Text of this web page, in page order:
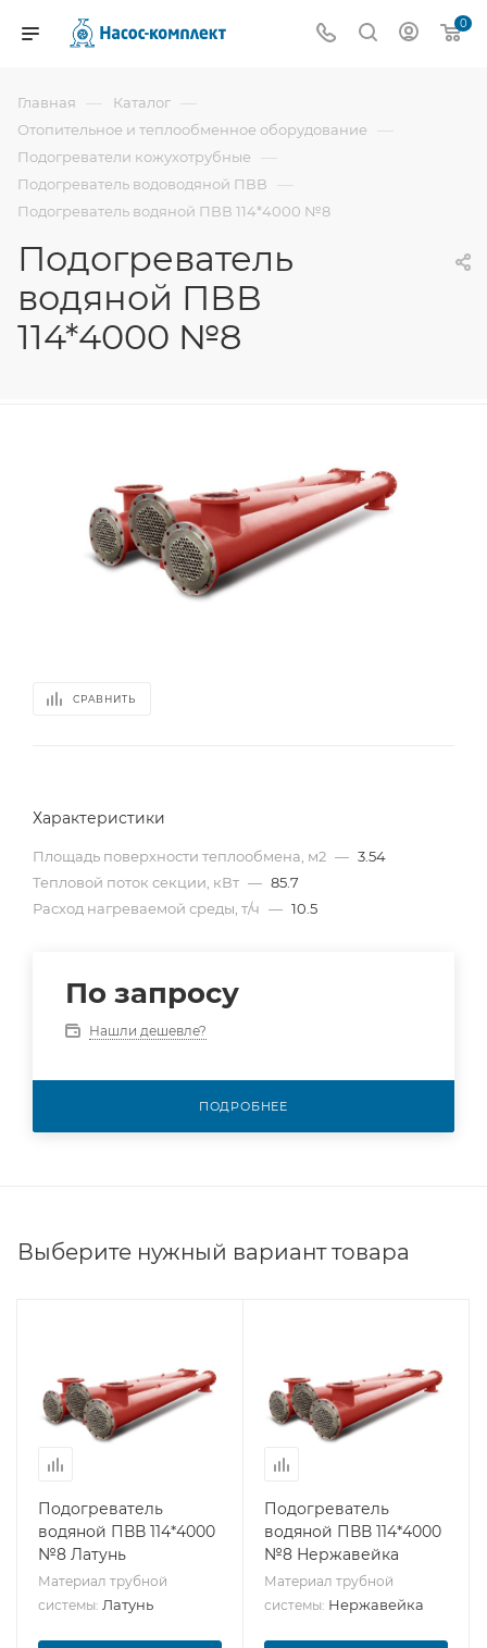
0
Главная — Каталог —
Отопительное и теплообменное оборудование —
Подогреватели кожухотрубные —
Подогреватель водоводяной ПВВ —
Подогреватель водяной ПВВ 114*4000 №8
Подогреватель
водяной ПВВ
114*4000 №8
СРАВНИТЬ
Характеристики
Площадь поверхности теплообмена, м2 — 3.54
Тепловой поток секции, кВт — 85.7
Расход нагреваемой среды, т/ч — 10.5
По запросу
Нашли дешевле?
ПОДРОБНЕЕ
Выберите нужный вариант товара
Подогреватель
водяной ПВВ 114*4000
№8 Латунь
Материал трубной
системы: Латунь
Подогреватель
водяной ПВВ 114*4000
№8 Нержавейка
Материал трубной
системы: Нержавейка